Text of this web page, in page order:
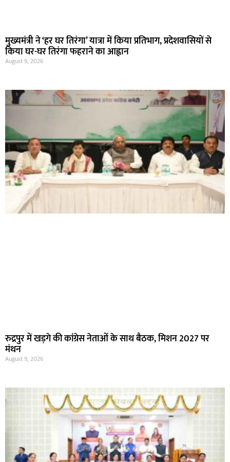
मुख्यमंत्री ने ‘हर घर तिरंगा’ यात्रा में किया प्रतिभाग, प्रदेशवासियों से
किया घर-घर तिरंगा फहराने का आह्वान
August 9, 2026
रुद्रपुर में खड़गे की कांग्रेस नेताओं के साथ बैठक, मिशन 2027 पर
मंथन
August 9, 2026